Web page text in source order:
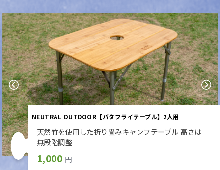
Previous Next
NEUTRAL OUTDOOR【バタフライテーブル】2人用
天然竹を使用した折り畳みキャンプテーブル 高さは
無段階調整
1,000 円